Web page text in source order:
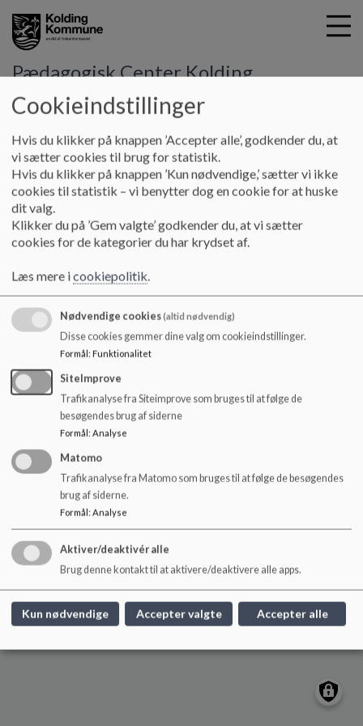
i
Pædagogisk Center Kolding
Om os Tilgængelighedserklæring
Tilgængelighedserklæring
Her finder du Pædagogisk Centers hjemmesides
https://was.digst.dk/skolevaesnet-aula-dk
Pædagogisk Center
Dyrehavevej 116, 6000 Kolding
pc@kolding.dk
EAN NR. 5798005330103
Sitemap
Cookie politik
Cookieindstillinger
Hvis du klikker på knappen ’Accepter alle’, godkender du, at
vi sætter cookies til brug for statistik.
Hvis du klikker på knappen ’Kun nødvendige,’ sætter vi ikke
cookies til statistik – vi benytter dog en cookie for at huske
dit valg.
Klikker du på ’Gem valgte’ godkender du, at vi sætter
cookies for de kategorier du har krydset af.
Læs mere icookiepolitik.
Nødvendige cookies(altid nødvendig)
Disse cookies gemmer dine valg om cookieindstillinger.
Formål: Funktionalitet
SiteImprove
Trafikanalyse fra Siteimprove som bruges til at følge de
besøgendes brug af siderne
Formål: Analyse
Matomo
Trafikanalyse fra Matomo som bruges til at følge de besøgendes
brug af siderne.
Formål: Analyse
Aktiver/deaktivér alle
Brug denne kontakt til at aktivere/deaktivere alle apps.
Kun nødvendige Accepter valgte Accepter alle